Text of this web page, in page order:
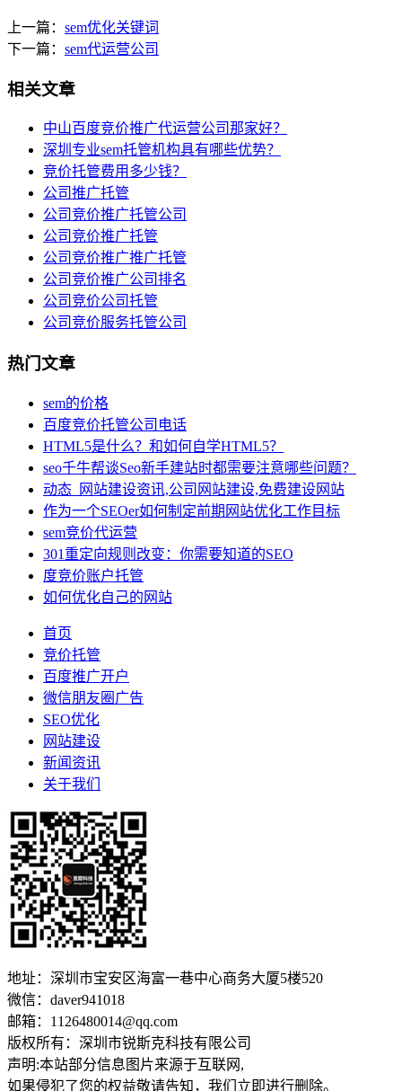
上一篇： sem优化关键词
下一篇： sem代运营公司
相关文章
中山百度竞价推广代运营公司那家好？
深圳专业sem托管机构具有哪些优势？
竞价托管费用多少钱？
公司推广托管
公司竞价推广托管公司
公司竞价推广托管
公司竞价推广推广托管
公司竞价推广公司排名
公司竞价公司托管
公司竞价服务托管公司
热门文章
sem的价格
百度竞价托管公司电话
HTML5是什么？和如何自学HTML5？
seo千牛帮谈Seo新手建站时都需要注意哪些问题？
动态_网站建设资讯,公司网站建设,免费建设网站
作为一个SEOer如何制定前期网站优化工作目标
sem竞价代运营
301重定向规则改变：你需要知道的SEO
度竞价账户托管
如何优化自己的网站
首页
竞价托管
百度推广开户
微信朋友圈广告
SEO优化
网站建设
新闻资讯
关于我们
地址：深圳市宝安区海富一巷中心商务大厦5楼520
微信：daver941018
邮箱：1126480014@qq.com
版权所有：深圳市锐斯克科技有限公司
声明:本站部分信息图片来源于互联网,
如果侵犯了您的权益敬请告知，我们立即进行删除。